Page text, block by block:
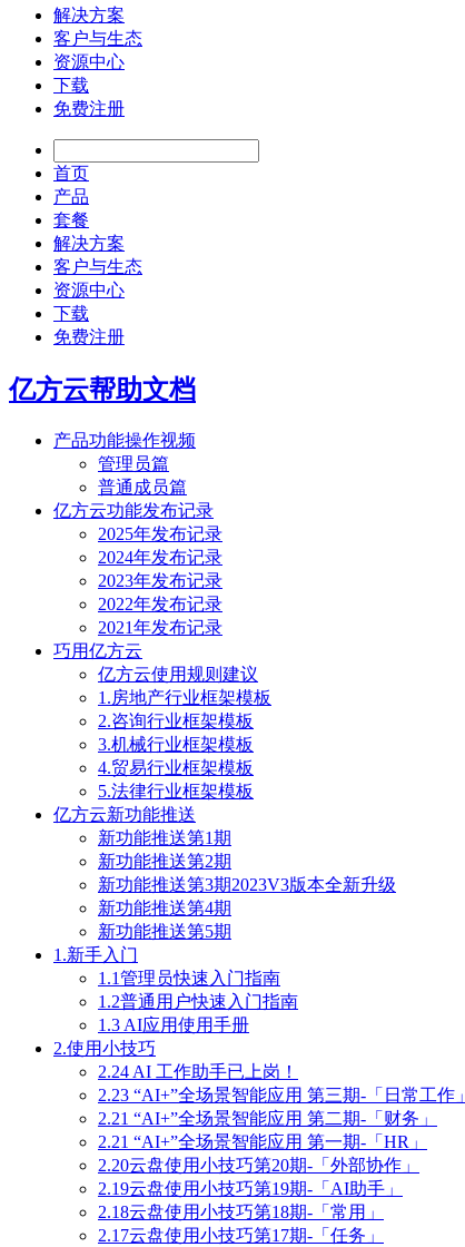
解决方案
客户与生态
资源中心
下载
免费注册
首页
产品
套餐
解决方案
客户与生态
资源中心
下载
免费注册
亿方云帮助文档
产品功能操作视频
管理员篇
普通成员篇
亿方云功能发布记录
2025年发布记录
2024年发布记录
2023年发布记录
2022年发布记录
2021年发布记录
巧用亿方云
亿方云使用规则建议
1.房地产行业框架模板
2.咨询行业框架模板
3.机械行业框架模板
4.贸易行业框架模板
5.法律行业框架模板
亿方云新功能推送
新功能推送第1期
新功能推送第2期
新功能推送第3期2023V3版本全新升级
新功能推送第4期
新功能推送第5期
1.新手入门
1.1管理员快速入门指南
1.2普通用户快速入门指南
1.3 AI应用使用手册
2.使用小技巧
2.24 AI 工作助手已上岗！
2.23 “AI+”全场景智能应用 第三期-「日常工作」
2.21 “AI+”全场景智能应用 第二期-「财务」
2.21 “AI+”全场景智能应用 第一期-「HR」
2.20云盘使用小技巧第20期-「外部协作」
2.19云盘使用小技巧第19期-「AI助手」
2.18云盘使用小技巧第18期-「常用」
2.17云盘使用小技巧第17期-「任务」